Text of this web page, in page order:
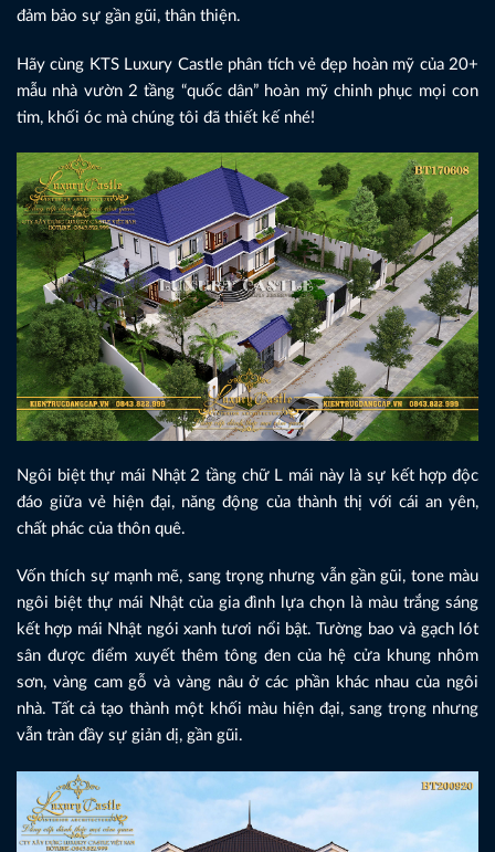
đảm bảo sự gần gũi, thân thiện.
Hãy cùng KTS Luxury Castle phân tích vẻ đẹp hoàn mỹ của 20+
mẫu nhà vườn 2 tầng “quốc dân” hoàn mỹ chinh phục mọi con
tim, khối óc mà chúng tôi đã thiết kế nhé!
Ngôi biệt thự mái Nhật 2 tầng chữ L mái này là sự kết hợp độc
đáo giữa vẻ hiện đại, năng động của thành thị với cái an yên,
chất phác của thôn quê.
Vốn thích sự mạnh mẽ, sang trọng nhưng vẫn gần gũi, tone màu
ngôi biệt thự mái Nhật của gia đình lựa chọn là màu trắng sáng
kết hợp mái Nhật ngói xanh tươi nổi bật. Tường bao và gạch lót
sân được điểm xuyết thêm tông đen của hệ cửa khung nhôm
sơn, vàng cam gỗ và vàng nâu ở các phần khác nhau của ngôi
nhà. Tất cả tạo thành một khối màu hiện đại, sang trọng nhưng
vẫn tràn đầy sự giản dị, gần gũi.